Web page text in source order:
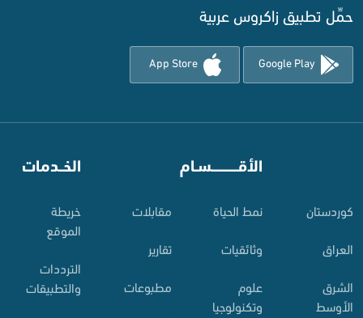
حمِّل تطبيق زاكروس عربية
Google Play
App Store
کوردستان
العراق
الشرق
الأوسط
الأقـــــــــــسـام
نمط الحياة
وثائقيات
علوم
وتكنولوجيا
مقابلات
تقارير
مطبوعات
الخــدمات
خريطة
الموقع
الترددات
والتطبيقات